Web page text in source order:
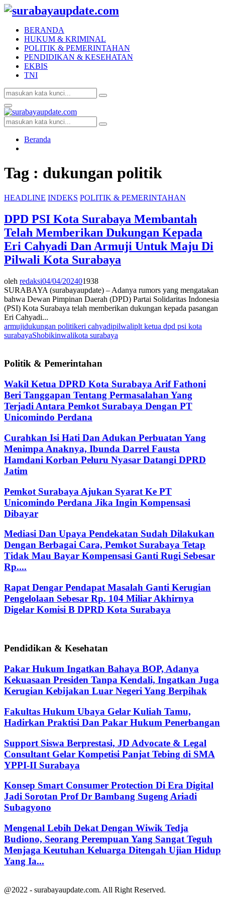
BERANDA
HUKUM & KRIMINAL
POLITIK & PEMERINTAHAN
PENDIDIKAN & KESEHATAN
EKBIS
TNI
Search
for:
Search
Facebook
Twitter
Youtube
Primary
Menu
Search
for:
Search
Beranda
Tag : dukungan politik
HEADLINE INDEKS POLITIK & PEMERINTAHAN
DPD PSI Kota Surabaya Membantah
Telah Memberikan Dukungan Kepada
Eri Cahyadi Dan Armuji Untuk Maju Di
Pilwali Kota Surabaya
oleh redaksi04/04/202401938
SURABAYA (surabayaupdate) – Adanya rumors yang mengatakan
bahwa Dewan Pimpinan Daerah (DPD) Partai Solidaritas Indonesia
(PSI) Kota Surabaya telah memberikan dukungan kepada pasangan
Eri Cahyadi...
armujidukungan politikeri cahyadipilwaliplt ketua dpd psi kota
surabayaShobikinwalikota surabaya
Politik & Pemerintahan
Wakil Ketua DPRD Kota Surabaya Arif Fathoni
Beri Tanggapan Tentang Permasalahan Yang
Terjadi Antara Pemkot Surabaya Dengan PT
Unicomindo Perdana
Curahkan Isi Hati Dan Adukan Perbuatan Yang
Menimpa Anaknya, Ibunda Darrel Fausta
Hamdani Korban Peluru Nyasar Datangi DPRD
Jatim
Pemkot Surabaya Ajukan Syarat Ke PT
Unicomindo Perdana Jika Ingin Kompensasi
Dibayar
Mediasi Dan Upaya Pendekatan Sudah Dilakukan
Dengan Berbagai Cara, Pemkot Surabaya Tetap
Tidak Mau Bayar Kompensasi Ganti Rugi Sebesar
Rp....
Rapat Dengar Pendapat Masalah Ganti Kerugian
Pengelolaan Sebesar Rp. 104 Miliar Akhirnya
Digelar Komisi B DPRD Kota Surabaya
Pendidikan & Kesehatan
Pakar Hukum Ingatkan Bahaya BOP, Adanya
Kekuasaan Presiden Tanpa Kendali, Ingatkan Juga
Kerugian Kebijakan Luar Negeri Yang Berpihak
Fakultas Hukum Ubaya Gelar Kuliah Tamu,
Hadirkan Praktisi Dan Pakar Hukum Penerbangan
Support Siswa Berprestasi, JD Advocate & Legal
Consultant Gelar Kompetisi Panjat Tebing di SMA
YPPI-II Surabaya
Konsep Smart Consumer Protection Di Era Digital
Jadi Sorotan Prof Dr Bambang Sugeng Ariadi
Subagyono
Mengenal Lebih Dekat Dengan Wiwik Tedja
Budiono, Seorang Perempuan Yang Sangat Teguh
Menjaga Keutuhan Keluarga Ditengah Ujian Hidup
Yang Ia...
@2022 - surabayaupdate.com. All Right Reserved.